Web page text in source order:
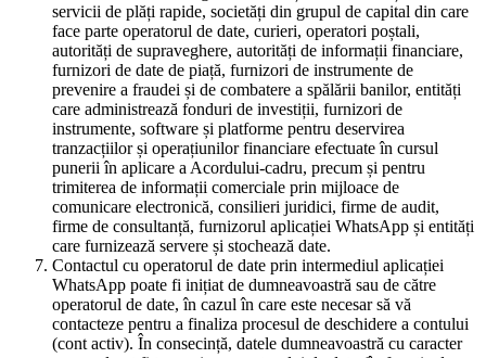
servicii de plăți rapide, societăți din grupul de capital din care
face parte operatorul de date, curieri, operatori poștali,
autorități de supraveghere, autorități de informații financiare,
furnizori de date de piață, furnizori de instrumente de
prevenire a fraudei și de combatere a spălării banilor, entități
care administrează fonduri de investiții, furnizori de
instrumente, software și platforme pentru deservirea
tranzacțiilor și operațiunilor financiare efectuate în cursul
punerii în aplicare a Acordului-cadru, precum și pentru
trimiterea de informații comerciale prin mijloace de
comunicare electronică, consilieri juridici, firme de audit,
firme de consultanță, furnizorul aplicației WhatsApp și entități
care furnizează servere și stochează date.
Contactul cu operatorul de date prin intermediul aplicației
WhatsApp poate fi inițiat de dumneavoastră sau de către
operatorul de date, în cazul în care este necesar să vă
contacteze pentru a finaliza procesul de deschidere a contului
(cont activ). În consecință, datele dumneavoastră cu caracter